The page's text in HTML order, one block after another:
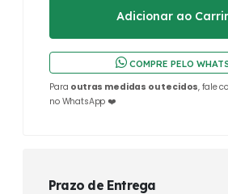
COMPRE PELO
Para outras medidas ou tecidos, fale
no WhatsApp ❤️
Prazo de Entrega